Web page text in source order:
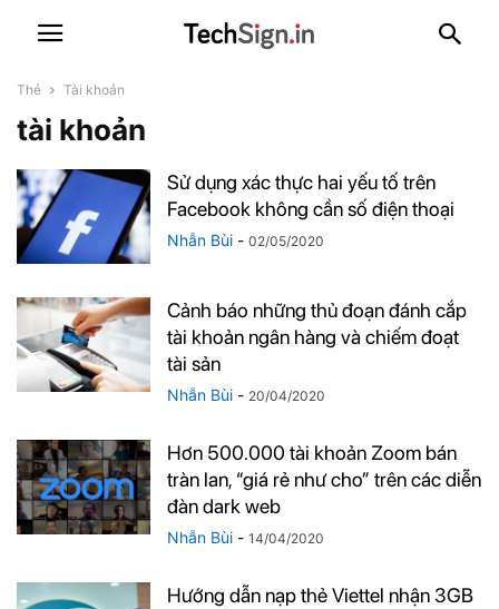
Thẻ Tài khoản
tài khoản
Sử dụng xác thực hai yếu tố trên
Facebook không cần số điện thoại
Nhẫn Bùi - 02/05/2020
Cảnh báo những thủ đoạn đánh cắp
tài khoản ngân hàng và chiếm đoạt
tài sản
Nhẫn Bùi - 20/04/2020
Hơn 500.000 tài khoản Zoom bán
tràn lan, “giá rẻ như cho” trên các diễn
đàn dark web
Nhẫn Bùi - 14/04/2020
Hướng dẫn nạp thẻ Viettel nhận 3GB